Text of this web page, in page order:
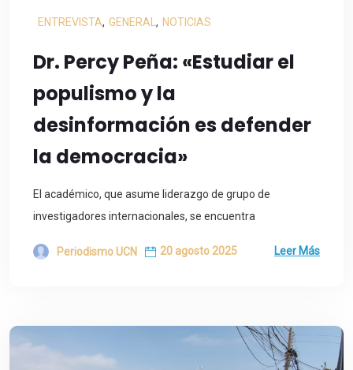
ENTREVISTA, GENERAL , NOTICIAS
Dr. Percy Peña: «Estudiar el
populismo y la
desinformación es defender
la democracia»
El académico, que asume liderazgo de grupo de
investigadores internacionales, se encuentra
Periodismo UCN 20 agosto 2025 Leer Más